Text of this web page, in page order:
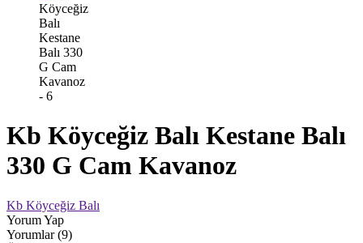
Kb Köyceğiz Balı Kestane Balı
330 G Cam Kavanoz
Kb Köyceğiz Balı
Yorum Yap
Yorumlar (9)